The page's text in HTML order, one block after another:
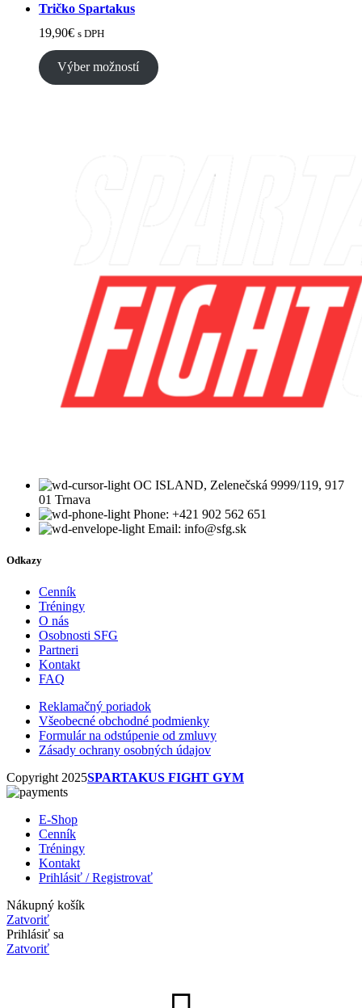
Tričko Spartakus
19,90€ s DPH
Výber možností
OC ISLAND, Zelenečská 9999/119, 917
01 Trnava
Phone: +421 902 562 651
Email: info@sfg.sk
Odkazy
Cenník
Tréningy
O nás
Osobnosti SFG
Partneri
Kontakt
FAQ
Reklamačný poriadok
Všeobecné obchodné podmienky
Formulár na odstúpenie od zmluvy
Zásady ochrany osobných údajov
Copyright 2025SPARTAKUS FIGHT GYM
E-Shop
Cenník
Tréningy
Kontakt
Prihlásiť / Registrovať
Nákupný košík
Zatvoriť
Prihlásiť sa
Zatvoriť